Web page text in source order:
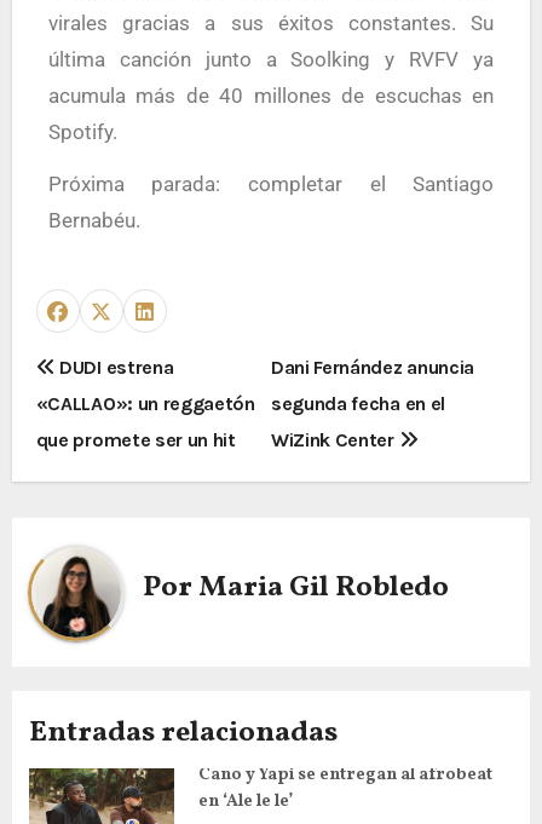
virales gracias a sus éxitos constantes. Su
última canción junto a Soolking y RVFV ya
acumula más de 40 millones de escuchas en
Spotify.
Próxima parada: completar el Santiago
Bernabéu.
DUDI estrena
«CALLAO»: un reggaetón
que promete ser un hit
Dani Fernández anuncia
segunda fecha en el
WiZink Center
PorMaria Gil Robledo
Entradas relacionadas
Cano y Yapi se entregan al afrobeat
en ‘Ale le le’